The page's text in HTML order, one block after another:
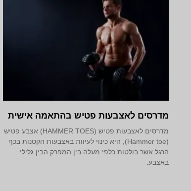
מדרסים לאצבעות פטיש בהתאמה אישית
מדרסים לאצבעות פטיש (HAMMER TOES) אצבע פטיש
(Hammer toe), היא כינוי לעיוות באצבעות הקטנות בכף
הרגל אשר בולטות כלפי מעלה בין המפרק הבין גלילי
באצבע.